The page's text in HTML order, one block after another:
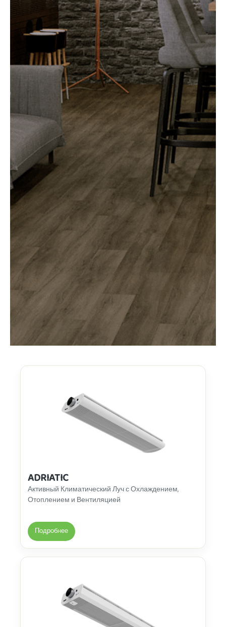
ADRIATIC
Активный Климатический Луч с Охлаждением,
Отоплением и Вентиляцией
Подробнее